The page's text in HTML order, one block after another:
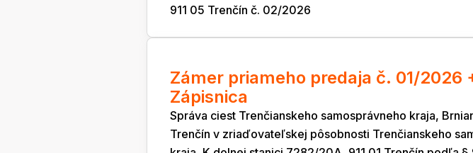
911 05 Trenčín č. 02/2026
Zámer priameho predaja č. 01/2026
Zápisnica
Správa ciest Trenčianskeho samosprávneho kraja,
Trenčín v zriaďovateľskej pôsobnosti Trenčianskeho